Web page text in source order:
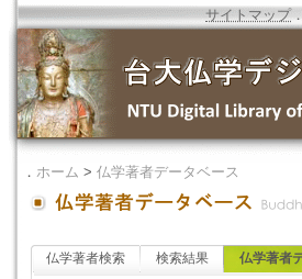
サイトマップ
． ホーム > 仏学著者データベース
仏学著者検索 検索結果 仏学著者